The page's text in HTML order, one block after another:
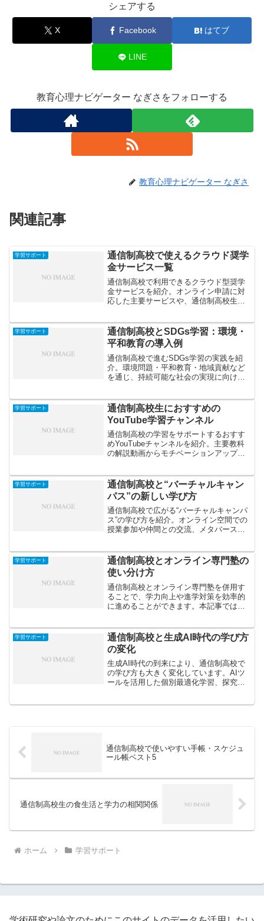
シェアする
X Facebook はてブ
LINE
教育心理ナビゲーター なぎさをフォローする
教育心理ナビゲーター なぎさ
関連記事
学習サポート
通信制高校で使えるクラウド奨学
金サービス一覧
通信制高校で利用できるクラウド型奨学
金サービスを紹介。オンライン申請に対
応した主要サービスや、通信制高校生が
学習サポート
通信制高校とSDGs学習：環境・
平和教育の導入例
通信制高校で進むSDGs学習の実践を紹
介。環境問題・平和教育・地域貢献など
を通じ、持続可能な社会の実現に向けた
学習サポート
通信制高校生におすすめの
YouTube学習チャンネル
通信制高校の学習をサポートするおすす
めYouTubeチャンネルを紹介。主要教科
の解説動画からモチベーションアップ
学習サポート
通信制高校と“バーチャルキャン
パス”の新しい学び方
通信制高校で広がる“バーチャルキャンパ
ス”の学び方を紹介。オンライン空間での
授業参加や仲間との交流、メタバースを
学習サポート
通信制高校とオンライン専門塾の
使い分け方
通信制高校とオンライン専門塾を併用す
ることで、学力向上や進学対策を効率的
に進めることができます。本記事では、
学習サポート
通信制高校と生成AI時代の学び方
の変化
生成AI時代の到来により、通信制高校で
の学び方も大きく変化しています。AIツ
ールを活用した個別最適化学習、探究型
通信制高校で使いやすい手帳・スケジュ
ール帳ベスト5
通信制高校生の食生活と学力の相関関係
ホーム 学習サポート